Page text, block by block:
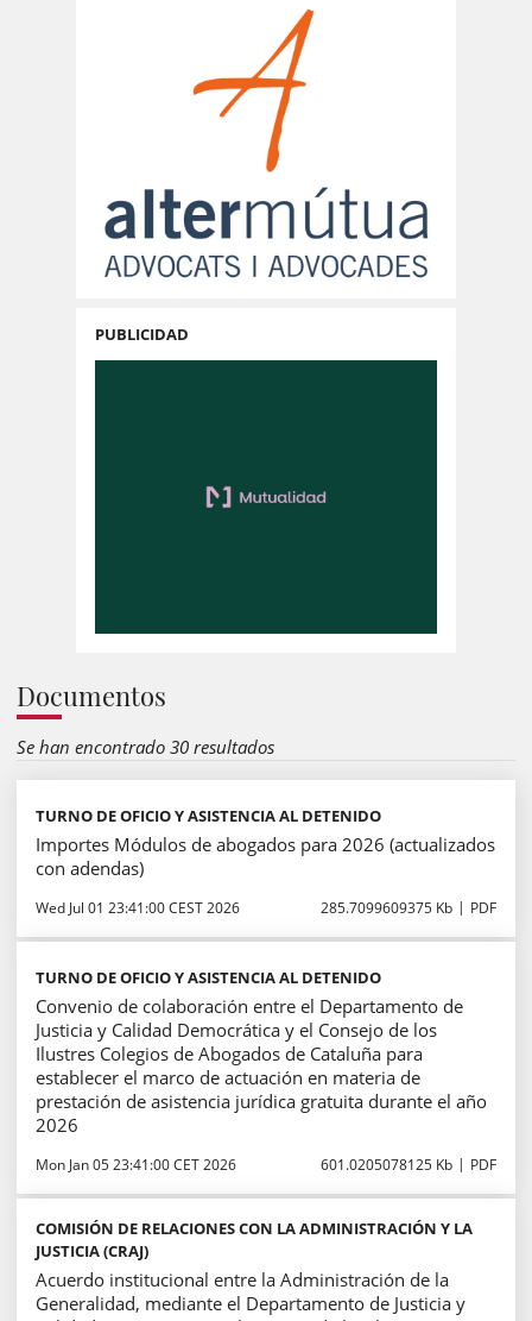
PUBLICIDAD
Documentos
Se han encontrado 30 resultados
TURNO DE OFICIO Y ASISTENCIA AL DETENIDO
Importes Módulos de abogados para 2026 (actualizados
con adendas)
Wed Jul 01 23:41:00 CEST 2026 285.7099609375 Kb PDF
TURNO DE OFICIO Y ASISTENCIA AL DETENIDO
Convenio de colaboración entre el Departamento de
Justicia y Calidad Democrática y el Consejo de los
Ilustres Colegios de Abogados de Cataluña para
establecer el marco de actuación en materia de
prestación de asistencia jurídica gratuita durante el año
2026
Mon Jan 05 23:41:00 CET 2026 601.0205078125 Kb PDF
COMISIÓN DE RELACIONES CON LA ADMINISTRACIÓN Y LA
JUSTICIA (CRAJ)
Acuerdo institucional entre la Administración de la
Generalidad, mediante el Departamento de Justicia y